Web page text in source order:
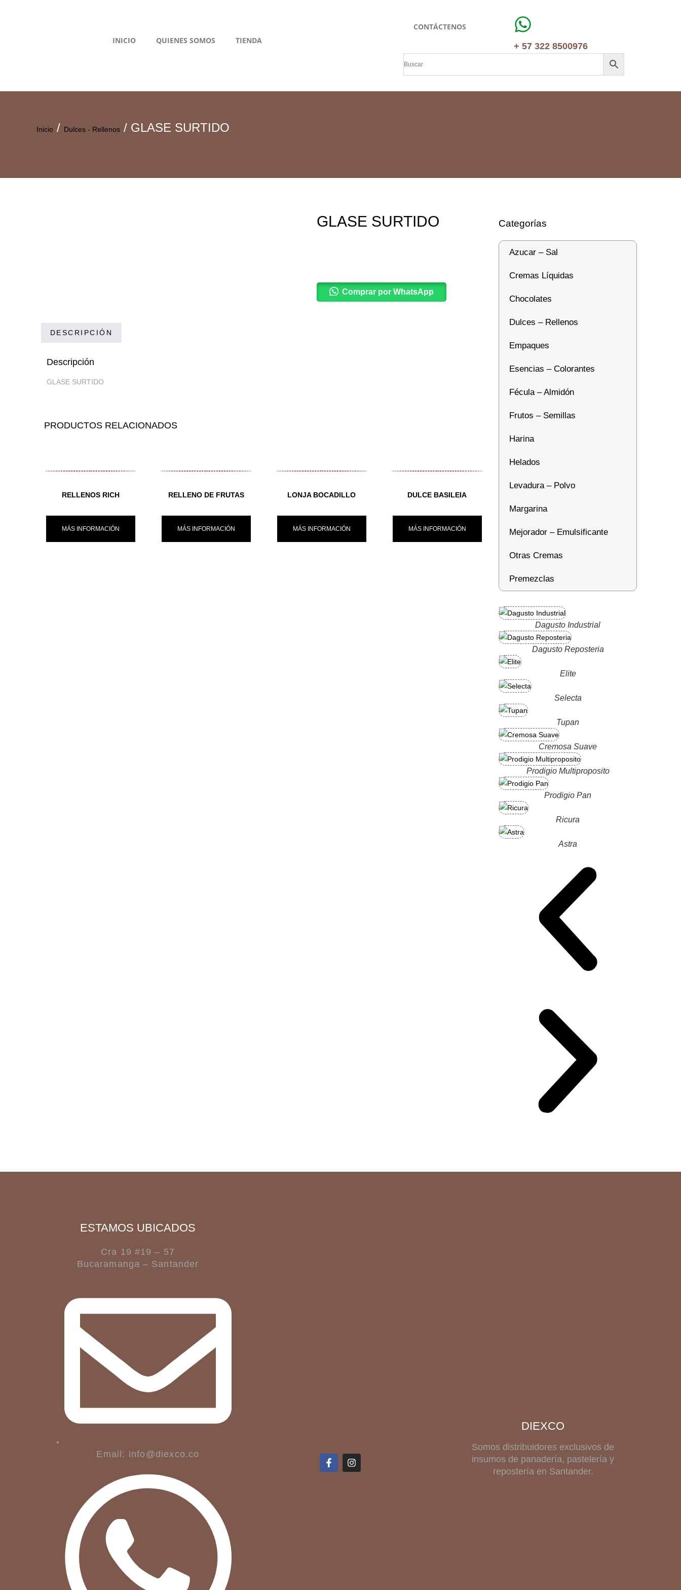
INICIO QUIENES SOMOS TIENDA
CONTÁCTENOS
+ 57 322 8500976
Inicio / Dulces - Rellenos / GLASE SURTIDO
GLASE SURTIDO
Comprar por WhatsApp
DESCRIPCIÓN
Descripción
GLASE SURTIDO
PRODUCTOS RELACIONADOS
RELLENOS RICH
MÁS INFORMACIÓN
RELLENO DE FRUTAS
MÁS INFORMACIÓN
LONJA BOCADILLO
MÁS INFORMACIÓN
DULCE BASILEIA
MÁS INFORMACIÓN
Categorías
Azucar – Sal
Cremas Líquidas
Chocolates
Dulces – Rellenos
Empaques
Esencias – Colorantes
Fécula – Almidón
Frutos – Semillas
Harina
Helados
Levadura – Polvo
Margarina
Mejorador – Emulsificante
Otras Cremas
Premezclas
Dagusto Industrial
Dagusto Reposteria
Elite
Selecta
Tupan
Cremosa Suave
Prodigio Multiproposito
Prodigio Pan
Ricura
Astra
ESTAMOS UBICADOS
Cra 19 #19 – 57
Bucaramanga – Santander
Email: info@diexco.co
DIEXCO
Somos distribuidores exclusivos de
insumos de panadería, pastelería y
repostería en Santander.